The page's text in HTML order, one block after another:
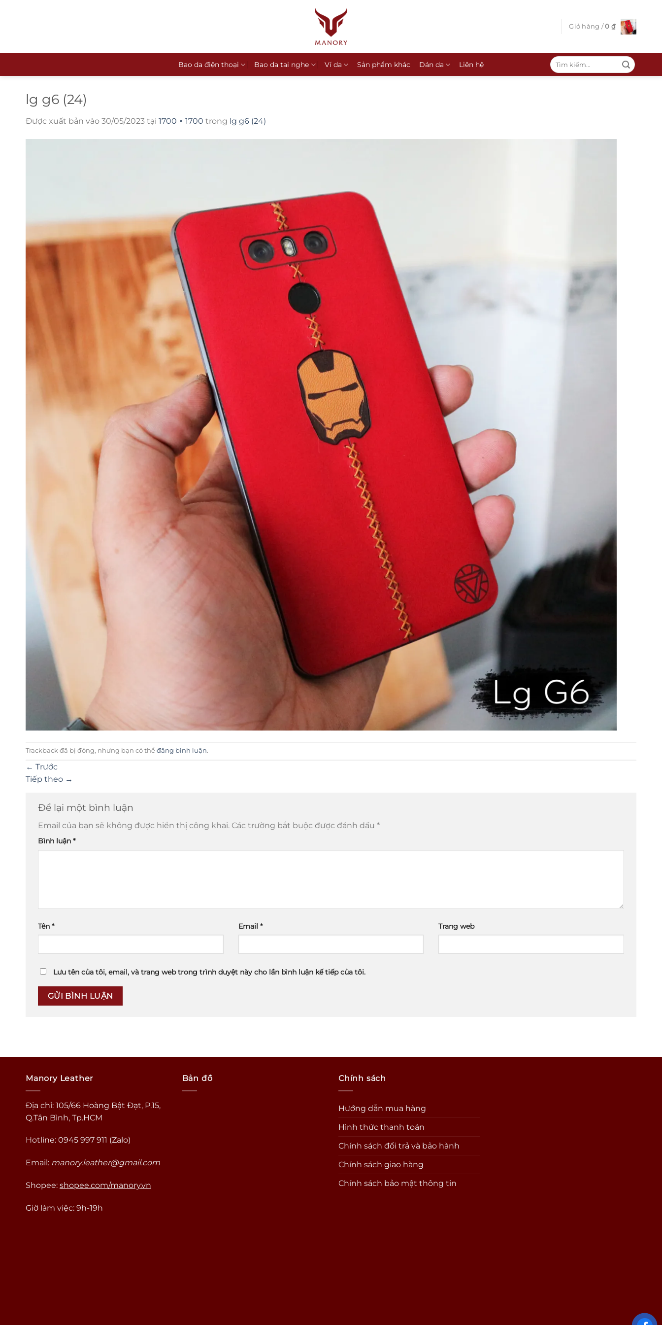
Giỏ hàng /0 ₫
Bao da điện thoại Bao da tai nghe Ví da Sản phẩm khác Dán da Liên hệ
Tìm
kiếm:
lg g6 (24)
Được xuất bản vào 30/05/2023 tại 1700 × 1700 trong lg g6 (24)
Trackback đã bị đóng, nhưng bạn có thể đăng bình luận.
← Trước
Tiếp theo →
Để lại một bình luận
Email của bạn sẽ không được hiển thị công khai. Các trường bắt buộc được đánh dấu *
Bình luận *
Tên * Email * Trang web
Lưu tên của tôi, email, và trang web trong trình duyệt này cho lần bình luận kế tiếp của tôi.
Manory Leather
Địa chỉ: 105/66 Hoàng Bật Đạt, P.15,
Q.Tân Bình, Tp.HCM
Hotline: 0945 997 911 (Zalo)
Email: manory.leather@gmail.com
Shopee: shopee.com/manory.vn
Giờ làm việc: 9h-19h
Bản đồ Chính sách
Hướng dẫn mua hàng
Hình thức thanh toán
Chính sách đổi trả và bảo hành
Chính sách giao hàng
Chính sách bảo mật thông tin